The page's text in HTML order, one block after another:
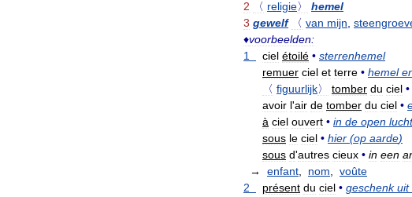
2
〈 religie〉
hemel
3 gewelf 〈 van mijn,
♦voorbeelden:
1
ciel étoilé • sterrenhemel
remuer ciel et terre • hemel
〈 figuurlijk〉 tomber du ciel •
avoir l'air de tomber du ciel •
à ciel ouvert • in de open lucht
sous le ciel • hier (op aarde)
sous d'autres cieux • in een
→ enfant, nom, voûte
2
présent du ciel • geschenk uit